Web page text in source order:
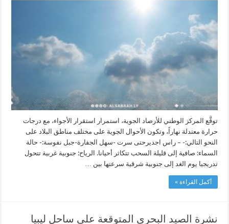
توقَّع المركز الوطني للأرصاد الجوية، استمرار استقرار الأجواء، مع درجات
حرارة معتدلة نهاراً، وتكون الأحوال الجوية على مختلف مناطق البلاد على
النحو التالي:- – راس اجديرحتى سرت -سهل الجفارة-جبل نفوسة:- حالة
السماء: صافية إلى قليلة السحب تتكاثر أحيانا. الرياح: جنوبية غربية تتحول
تدريجيا يوم الغد إلى جنوبية شرقية سرعتها بين …
أكمل القراءة »
نشرة الصيد البحري المتوقعة على ساحل ليبيا